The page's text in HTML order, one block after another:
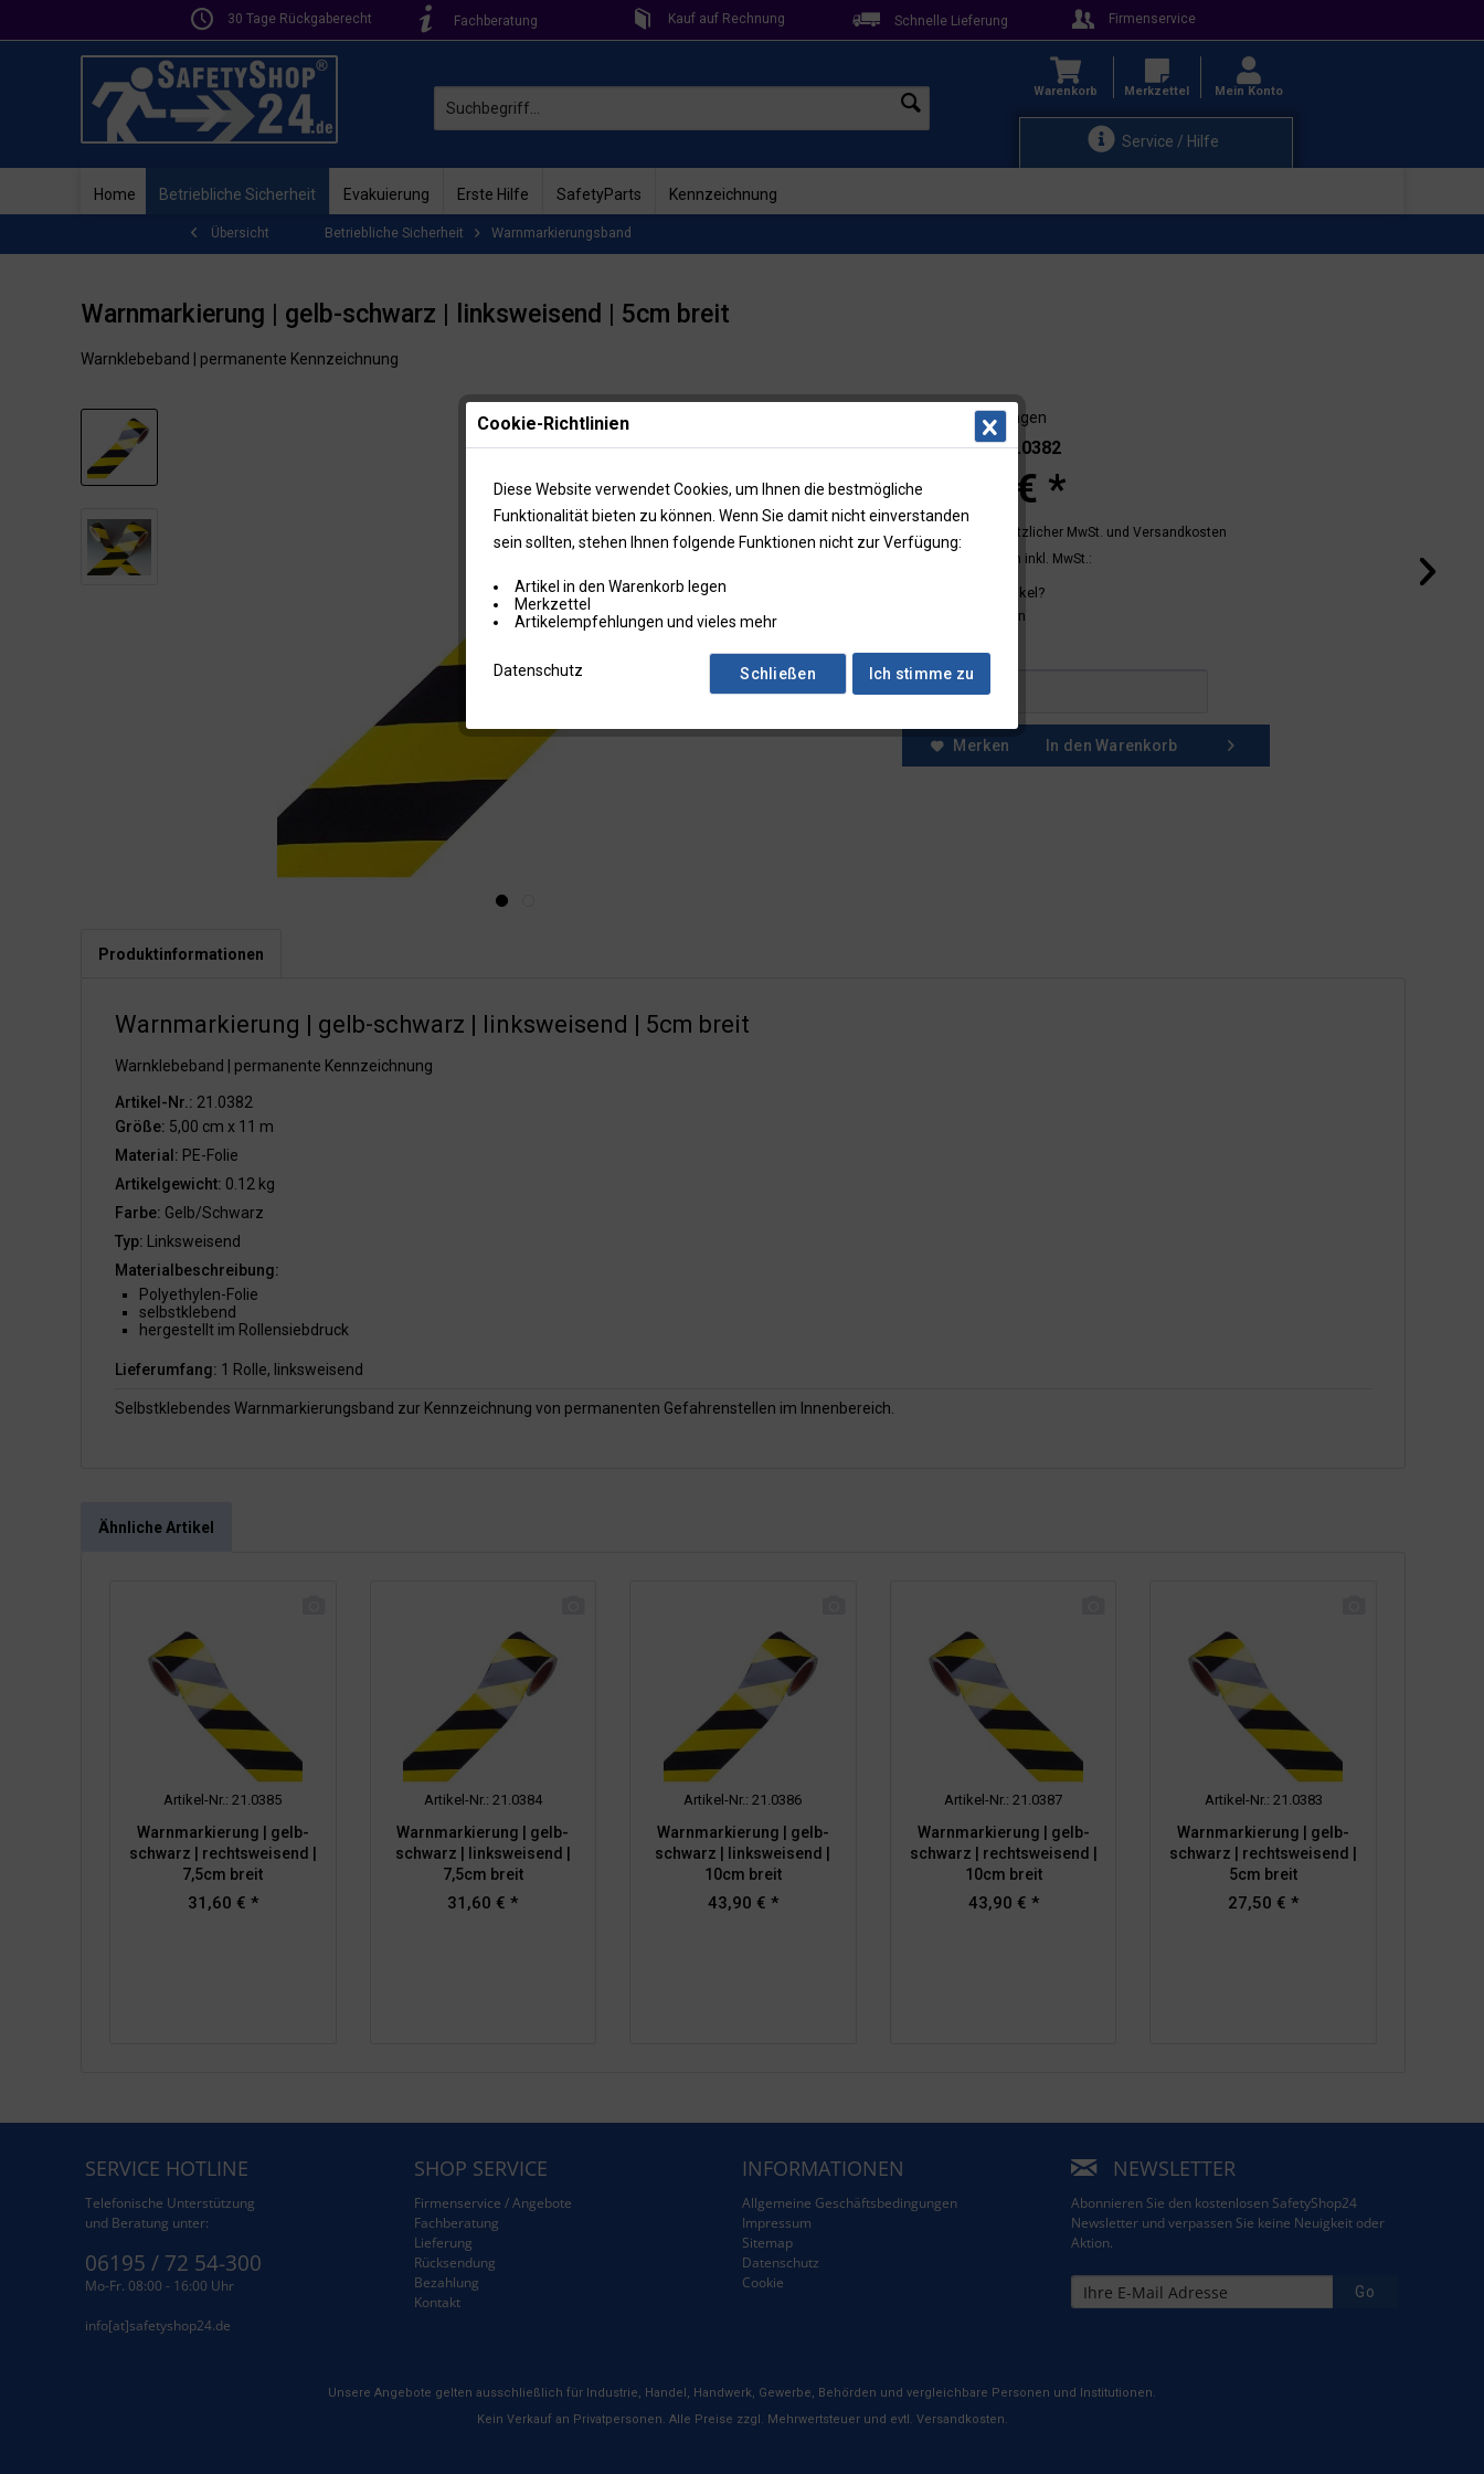
30 Tage Rückgaberecht Fachberatung Kauf auf Rechnung Schnelle Lieferung Firmenservice
Service / Hilfe
Warenkorb Merkzettel Mein Konto
Home Betriebliche Sicherheit Evakuierung Erste Hilfe SafetyParts Kennzeichnung
Übersicht Betriebliche Sicherheit Warnmarkierungsband
Warnmarkierung | gelb-schwarz | linksweisend | 5cm breit
Warnklebeband | permanente Kennzeichnung
Lieferzeit: 3-4 Tagen
Artikel-Nr.: 21.0382
27,50 € *
* Preise zzgl. gesetzlicher MwSt. und Versandkosten
Preise in Klammern inkl. MwSt.:
Fragen zum Artikel?
Faxbestellschein
Menge:
Merken In den Warenkorb
Produktinformationen
Warnmarkierung | gelb-schwarz | linksweisend | 5cm breit
Warnklebeband | permanente Kennzeichnung
Artikel-Nr.: 21.0382
Größe: 5,00 cm x 11 m
Material: PE-Folie
Artikelgewicht: 0.12 kg
Farbe: Gelb/Schwarz
Typ: Linksweisend
Materialbeschreibung:
Polyethylen-Folie
selbstklebend
hergestellt im Rollensiebdruck
Lieferumfang: 1 Rolle, linksweisend
Selbstklebendes Warnmarkierungsband zur Kennzeichnung von permanenten Gefahrenstellen im Innenbereich.
Ähnliche Artikel
Artikel-Nr.: 21.0385
Warnmarkierung | gelb-
schwarz | rechtsweisend |
7,5cm breit
31,60 € *
Artikel-Nr.: 21.0384
Warnmarkierung | gelb-
schwarz | linksweisend |
7,5cm breit
31,60 € *
Artikel-Nr.: 21.0386
Warnmarkierung | gelb-
schwarz | linksweisend |
10cm breit
43,90 € *
Artikel-Nr.: 21.0387
Warnmarkierung | gelb-
schwarz | rechtsweisend |
10cm breit
43,90 € *
Artikel-Nr.: 21.0383
Warnmarkierung | gelb-
schwarz | rechtsweisend |
5cm breit
27,50 € *
SERVICE HOTLINE
Telefonische Unterstützung
und Beratung unter:
06195 / 72 54-300
Mo-Fr. 08:00 - 16:00 Uhr
info[at]safetyshop24.de
SHOP SERVICE
Firmenservice / Angebote
Fachberatung
Lieferung
Rücksendung
Bezahlung
Kontakt
INFORMATIONEN
Allgemeine Geschäftsbedingungen
Impressum
Sitemap
Datenschutz
Cookie
NEWSLETTER
Abonnieren Sie den kostenlosen SafetyShop24
Newsletter und verpassen Sie keine Neuigkeit oder
Aktion.
Go
Unsere Angebote gelten ausschließlich für Industrie, Handel, Handwerk, Gewerbe, Behörden und vergleichbare Personen und Institutionen.
Kein Verkauf an Privatpersonen. Alle Preise zzgl. Mehrwertsteuer und evtl. Versandkosten.
Cookie-Richtlinien
Diese Website verwendet Cookies, um Ihnen die bestmögliche
Funktionalität bieten zu können. Wenn Sie damit nicht einverstanden
sein sollten, stehen Ihnen folgende Funktionen nicht zur Verfügung:
Artikel in den Warenkorb legen
Merkzettel
Artikelempfehlungen und vieles mehr
Datenschutz Ich stimme zu
Schließen